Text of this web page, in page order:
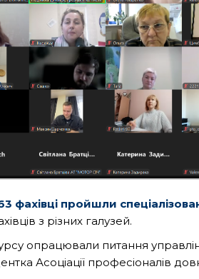
фахівці пройшли
з різних галузей.
опрацювали питання
Асоціації професіоналів